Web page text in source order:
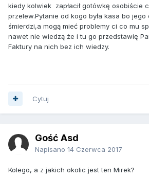
kiedy kolwiek zapłacił gotówkę osobiście
przelew.Pytanie od kogo była kasa bo
śmierdzi,a mogą mieć problemy ci co mu
nawet nie wiedzą że i tu go przedstawię
Faktury na nich bez ich wiedzy.
Cytuj
Gość Asd
Napisano 14 Czerwca 2017
Kolego, a z jakich okolic jest ten Mirek?